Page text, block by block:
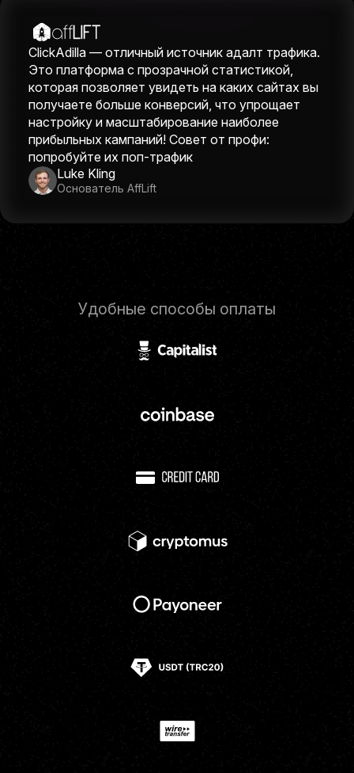
ClickAdilla — отличный источник адалт трафика.
Это платформа с прозрачной статистикой,
которая позволяет увидеть на каких сайтах вы
получаете больше конверсий, что упрощает
настройку и масштабирование наиболее
прибыльных кампаний! Совет от профи:
попробуйте их поп-трафик
Luke Kling
Основатель AffLift
Удобные способы оплаты